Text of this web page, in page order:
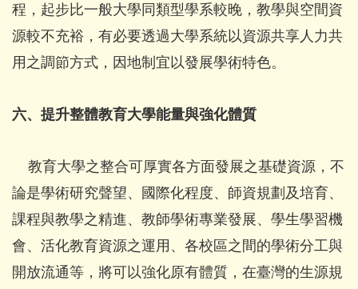
程，起步比一般大學同類型學系較晚，教學與空間資
源較不充裕，有必要透過大學系統以資源共享人力共
用之調節方式，因地制宜以發展學術特色。
六、提升整體教育大學能量與強化體質
教育大學之整合可厚實各方面發展之基礎資源，不
論是學術研究聲望、國際化程度、師資規劃及培育、
課程與教學之精進、教師學術專業發展、學生學習機
會、活化教育資源之運用、各校區之間的學術分工與
開放流通等，將可以強化原有體質，在臺灣的生源規